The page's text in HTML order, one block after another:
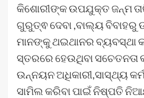
କିଶୋରୀଙ୍କ ଉପଯୁକ୍ତ ଜନ୍ମ
ଗୁରୁତ୍ଵ ଦେବା ,ବାଲ୍ୟ ବିବାହରୁ
ମାନଙ୍କୁ ଥଇଥାନର ବ୍ୟବସ୍ଥା
ସ୍ତରରେ ହେଉଥିବା
ଉନ୍ନୟନ ଅଧିକାରୀ,ସାସ୍ଥ୍ୟ
ସାମିଲ କରିବା ପାଇଁ ନିଷ୍ପତି